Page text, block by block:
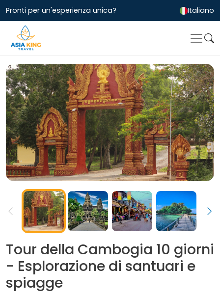
Pronti per un'esperienza unica? Italiano
Tour della Cambogia 10 giorni
- Esplorazione di santuari e
spiagge